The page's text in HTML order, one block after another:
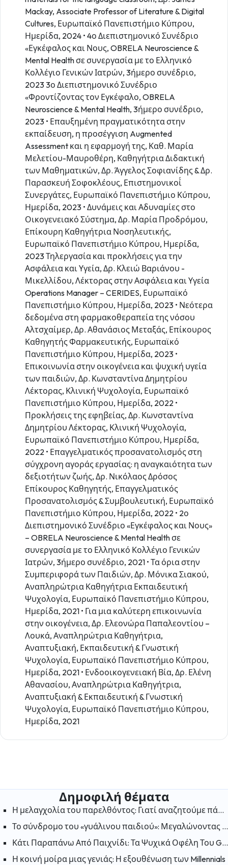
Mackay, Associate Professor of Literature & Digital
Cultures, Ευρωπαϊκό Πανεπιστήμιο Κύπρου,
Ημερίδα, 2024 • 4ο Διεπιστημονικό Συνέδριο
«Εγκέφαλος και Νους, OBRELA Neuroscience &
Mental Health σε συνεργασία με το Ελληνικό
Κολλέγιο Γενικών Ιατρών, 3ήμερο συνέδριο,
2023 3ο Διεπιστημονικό Συνέδριο
«Φροντίζοντας τον Εγκέφαλο, OBRELA
Neuroscience & Mental Health, 3ήμερο συνέδριο,
2023 • Επαυξημένη πραγματικότητα στην
εκπαίδευση, η προσέγγιση Augmented
Assessment και η εφαρμογή της, Καθ. Μαρία
Μελετίου-Μαυροθέρη, Καθηγήτρια Διδακτική
των Μαθηματικών, Δρ. Άγγελος Σοφιανίδης & Δρ.
Παρασκευή Σοφοκλέους, Επιστημονικοί́
Συνεργάτες, Ευρωπαϊκό Πανεπιστήμιο Κύπρου,
Ημερίδα, 2023 • Δυνάμεις και Αδυναμίες στο
Οικογενειακό Σύστημα, Δρ. Μαρία Προδρόμου,
Επίκουρη Καθηγήτρια Νοσηλευτικής,
Ευρωπαϊκό Πανεπιστήμιο Κύπρου, Ημερίδα,
2023 Τηλεργασία και προκλήσεις για την
Ασφάλεια και Υγεία, Δρ. Κλειώ Βαριάνου -
Μικελλίδου, Λέκτορας στην Ασφάλεια και Υγεία
Operations Manager – CERIDES, Ευρωπαϊκό
Πανεπιστήμιο Κύπρου, Ημερίδα, 2023 • Νεότερα
δεδομένα στη φαρμακοθεραπεία της νόσου
Αλτσχαίμερ, Δρ. Αθανάσιος Μεταξάς, Επίκουρος
Καθηγητής Φαρμακευτικής, Ευρωπαϊκό
Πανεπιστήμιο Κύπρου, Ημερίδα, 2023 •
Επικοινωνία στην οικογένεια και ψυχική υγεία
των παιδιών, Δρ. Κωνσταντίνα Δημητρίου
Λέκτορας, Κλινική Ψυχολογία, Ευρωπαϊκό
Πανεπιστήμιο Κύπρου, Ημερίδα, 2022 •
Προκλήσεις της εφηβείας, Δρ. Κωνσταντίνα
Δημητρίου Λέκτορας, Κλινική Ψυχολογία,
Ευρωπαϊκό Πανεπιστήμιο Κύπρου, Ημερίδα,
2022 • Επαγγελματικός προσανατολισμός στη
σύγχρονη αγοράς εργασίας: η αναγκαιότητα των
δεξιοτήτων ζωής, Δρ. Νικόλαος Δρόσος
Επίκουρος Καθηγητής, Επαγγελματικός
Προσανατολισμός & Συμβουλευτική, Ευρωπαϊκό
Πανεπιστήμιο Κύπρου, Ημερίδα, 2022 • 2ο
Διεπιστημονικό Συνέδριο «Εγκέφαλος και Νους»
– OBRELA Neuroscience & Mental Health σε
συνεργασία με το Ελληνικό Κολλέγιο Γενικών
Ιατρών, 3ήμερο συνέδριο, 2021 • Τα όρια στην
Συμπεριφορά των Παιδιών, Δρ. Μόνικα Σιακού,
Αναπληρώτρια Καθηγήτρια Εκπαιδευτική
Ψυχολογία, Ευρωπαϊκό Πανεπιστήμιο Κύπρου,
Ημερίδα, 2021 • Για μια καλύτερη επικοινωνία
στην οικογένεια, Δρ. Ελεονώρα Παπαλεοντίου –
Λουκά, Αναπληρώτρια Καθηγήτρια,
Αναπτυξιακή, Εκπαιδευτική & Γνωστική
Ψυχολογία, Ευρωπαϊκό Πανεπιστήμιο Κύπρου,
Ημερίδα, 2021 • Ενδοοικογενειακή Βία, Δρ. Ελένη
Αθανασίου, Αναπληρώτρια Καθηγήτρια,
Αναπτυξιακή & Εκπαιδευτική & Γνωστική
Ψυχολογία, Ευρωπαϊκό Πανεπιστήμιο Κύπρου,
Ημερίδα, 2021
Δημοφιλή θέματα
Η μελαγχολία του παρελθόντος: Γιατί αναζητούμε πάντα την ευτυχία στις «παλιές καλές μέρες»;
Το σύνδρομο του «γυάλινου παιδιού»: Μεγαλώνοντας στη σκιά ενός αδελφού με ειδικές ανάγκες
Κάτι Παραπάνω Από Παιχνίδι: Τα Ψυχικά Οφέλη Του Gaming
Η κοινή μοίρα μιας γενιάς: Η εξουθένωση των Millennials